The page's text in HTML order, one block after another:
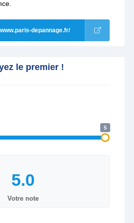
www.paris-depannage.fr/
le premier !
5
Votre note